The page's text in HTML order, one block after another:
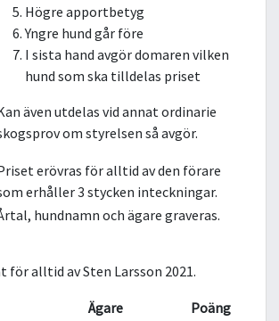
Högre apportbetyg
Yngre hund går före
I sista hand avgör domaren vilken
hund som ska tilldelas priset
även utdelas vid annat ordinarie
om styrelsen så avgör.
erövras för alltid av den förare
erhåller 3 stycken inteckningar.
hundnamn och ägare graveras.
för alltid av Sten Larsson 2021.
Ägare
Poäng